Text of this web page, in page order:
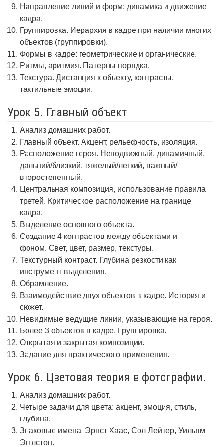
Направление линий и форм: динамика и движение
кадра.
Группировка. Иерархия в кадре при наличии многих
объектов (группировки).
Формы в кадре: геометрические и органические.
Ритмы, аритмия. Патерны порядка.
Текстура. Дистанция к объекту, контрасты,
тактильные эмоции.
Урок 5. Главный объект
Анализ домашних работ.
Главный объект. Акцент, рельефность, изоляция.
Расположение героя. Неподвижный, динамичный,
дальний/близкий, тяжелый/легкий, важный/
второстепенный.
Центральная композиция, использование правила
третей. Критическое расположение на границе
кадра.
Выделение основного объекта.
Создание 4 контрастов между объектами и
фоном. Свет, цвет, размер, текстуры.
Текстурный контраст. Глубина резкости как
инструмент выделения.
Обрамление.
Взаимодействие двух объектов в кадре. История и
сюжет.
Невидимые ведущие линии, указывающие на героя.
Более 3 объектов в кадре. Группировка.
Открытая и закрытая композиции.
Задание для практического применения.
Урок 6. Цветовая теория в фотографии.
Анализ домашних работ.
Четыре задачи для цвета: акцент, эмоция, стиль,
глубина.
Знаковые имена: Эрнст Хаас, Сол Лейтер, Уильям
Эгглстон.